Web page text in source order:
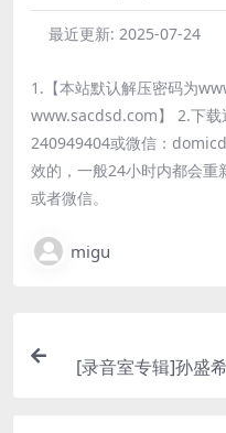
最近更新: 2025-07-24
1.【本站默认解压密码为
www.sacdsd.com】 2.下载
240949404或微信：
效的，一般24小时内都会重
或者微信。
migu
[录音室专辑]孙盛